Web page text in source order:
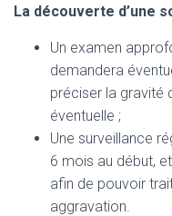
La découverte d’une
Un examen
demandera
préciser la gravité
éventuelle ;
Une surveillance
6 mois au début,
afin de pouvoir
aggravation.